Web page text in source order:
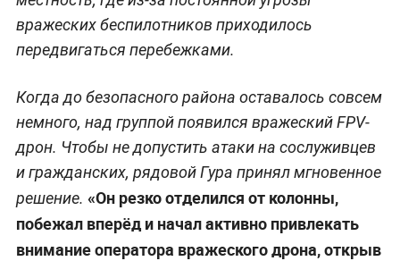
вражеских беспилотников приходилось
передвигаться перебежками.
Когда до безопасного района оставалось совсем
немного, над группой появился вражеский FPV-
дрон. Чтобы не допустить атаки на сослуживцев
и гражданских, рядовой Гура принял мгновенное
решение. «Он резко отделился от колонны,
побежал вперёд и начал активно привлекать
внимание оператора вражеского дрона, открыв